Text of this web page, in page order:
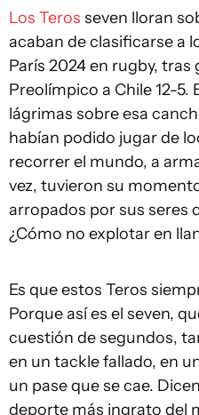
Los Teros seven lloran
acaban de clasificarse a
París 2024 en rugby, tras
Preolímpico a Chile 12-
lágrimas sobre esa
habían podido jugar de
recorrer el mundo, a
vez, tuvieron su
arropados por sus seres
¿Cómo no explotar en
Es que estos Teros
Porque así es el seven,
cuestión de segundos,
en un tackle fallado, en
un pase que se cae.
deporte más ingrato del